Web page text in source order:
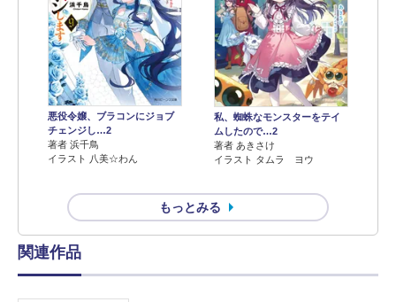
悪役令嬢、ブラコンにジョブ
チェンジし…2
著者 浜千鳥
イラスト 八美☆わん
私、蜘蛛なモンスターをテイ
ムしたので…2
著者 あきさけ
イラスト タムラ ヨウ
もっとみる
関連作品